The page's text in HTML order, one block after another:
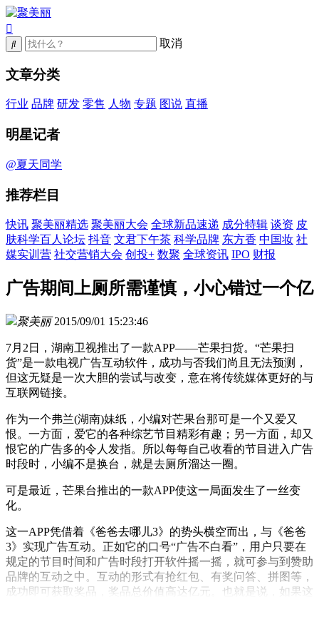
取消
文章分类
行业 品牌 研发 零售 人物 专题 图说 直播
明星记者
@夏天同学
推荐栏目
快讯 聚美丽精选 聚美丽大会 全球新品速递 成分特辑 谈资 皮
肤科学百人论坛 抖音 文君下午茶 科学品牌 东方香 中国妆 社
媒实训营 社交营销大会 创投+ 数聚 全球资讯 IPO 财报
广告期间上厕所需谨慎，小心错过一个亿
聚美丽 2015/09/01 15:23:46
7月2日，湖南卫视推出了一款APP——芒果扫货。“芒果扫
货”是一款电视广告互动软件，成功与否我们尚且无法预测，
但这无疑是一次大胆的尝试与改变，意在将传统媒体更好的与
互联网链接。
作为一个弗兰(湖南)妹纸，小编对芒果台那可是一个又爱又
恨。一方面，爱它的各种综艺节目精彩有趣；另一方面，却又
恨它的广告多的令人发指。所以每每自己收看的节目进入广告
时段时，小编不是换台，就是去厕所溜达一圈。
可是最近，芒果台推出的一款APP使这一局面发生了一丝变
化。
这一APP凭借着《爸爸去哪儿3》的势头横空而出，与《爸爸
3》实现广告互动。正如它的口号“广告不白看”，用户只要在
规定的节目时间和广告时段打开软件摇一摇，就可参与到赞助
品牌的互动之中。互动的形式有抢红包、有奖问答、拼图等，
成功即可获取奖品，奖品总价值高达亿元。也就是说，如果这